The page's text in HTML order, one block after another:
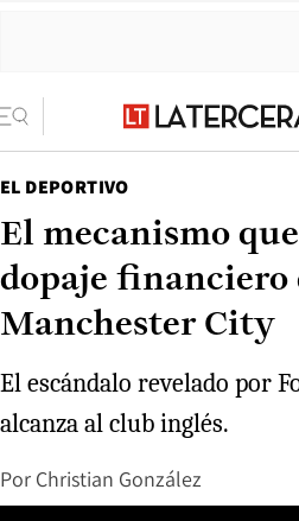
EL DEPORTIVO
El mecanismo
dopaje financiero
Manchester City
El escándalo revelado por
alcanza al club inglés.
Por Christian González